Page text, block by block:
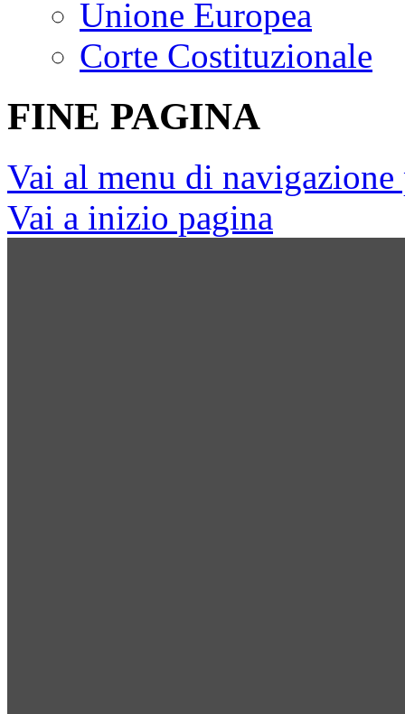
Unione Europea
Corte Costituzionale
FINE PAGINA
Vai al menu di
Vai a inizio pagina